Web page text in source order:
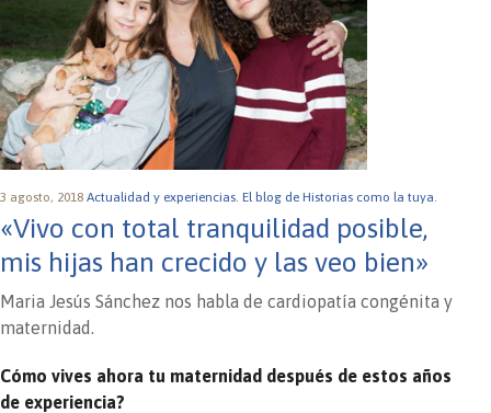
3 agosto, 2018 Actualidad y experiencias. El blog de Historias como la tuya.
«Vivo con total tranquilidad posible,
mis hijas han crecido y las veo bien»
Maria Jesús Sánchez nos habla de cardiopatía congénita y
maternidad.
Cómo vives ahora tu maternidad después de estos años
de experiencia?